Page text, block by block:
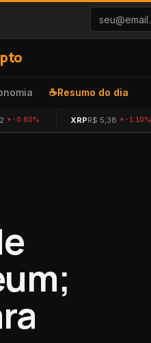
☕Resumo do dia
-0.60% XRPR$ 5,38 -1.10%